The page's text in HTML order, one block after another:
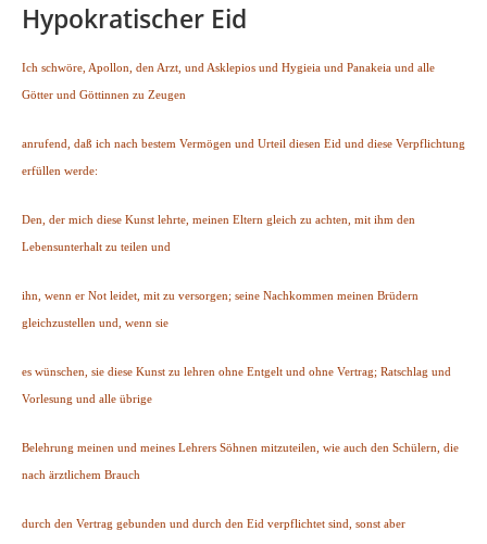
Hypokratischer Eid
Ich schwöre, Apollon, den Arzt, und Asklepios und Hygieia und Panakeia und alle
Götter und Göttinnen zu Zeugen
anrufend, daß ich nach bestem Vermögen und Urteil diesen Eid und diese Verpflichtung
erfüllen werde:
Den, der mich diese Kunst lehrte, meinen Eltern gleich zu achten, mit ihm den
Lebensunterhalt zu teilen und
ihn, wenn er Not leidet, mit zu versorgen; seine Nachkommen meinen Brüdern
gleichzustellen und, wenn sie
es wünschen, sie diese Kunst zu lehren ohne Entgelt und ohne Vertrag; Ratschlag und
Vorlesung und alle übrige
Belehrung meinen und meines Lehrers Söhnen mitzuteilen, wie auch den Schülern, die
nach ärztlichem Brauch
durch den Vertrag gebunden und durch den Eid verpflichtet sind, sonst aber